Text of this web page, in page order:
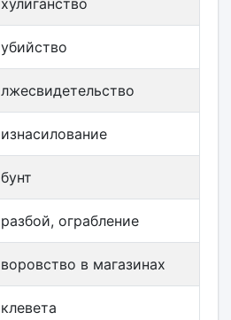
хулиганство
убийство
лжесвидетельство
изнасилование
бунт
разбой, ограбление
воровство в магазинах
клевета